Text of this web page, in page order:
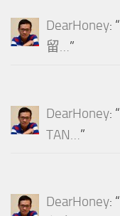
DearHoney: “
留…”
DearHoney: “
TAN…”
DearHoney: “